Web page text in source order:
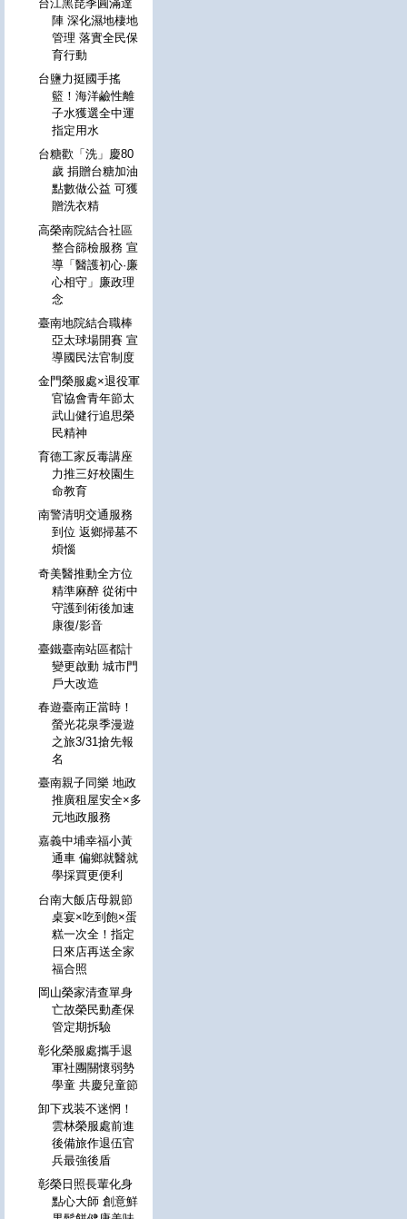
台江黑琵季圓滿達
陣 深化濕地棲地
管理 落實全民保
育行動
台鹽力挺國手搖
籃！海洋鹼性離
子水獲選全中運
指定用水
台糖歡「洗」慶80
歲 捐贈台糖加油
點數做公益 可獲
贈洗衣精
高榮南院結合社區
整合篩檢服務 宣
導「醫護初心·廉
心相守」廉政理
念
臺南地院結合職棒
亞太球場開賽 宣
導國民法官制度
金門榮服處×退役軍
官協會青年節太
武山健行追思榮
民精神
育德工家反毒講座
力推三好校園生
命教育
南警清明交通服務
到位 返鄉掃墓不
煩惱
奇美醫推動全方位
精準麻醉 從術中
守護到術後加速
康復/影音
臺鐵臺南站區都計
變更啟動 城市門
戶大改造
春遊臺南正當時！
螢光花泉季漫遊
之旅3/31搶先報
名
臺南親子同樂 地政
推廣租屋安全×多
元地政服務
嘉義中埔幸福小黃
通車 偏鄉就醫就
學採買更便利
台南大飯店母親節
桌宴×吃到飽×蛋
糕一次全！指定
日來店再送全家
福合照
岡山榮家清查單身
亡故榮民動產保
管定期拆驗
彰化榮服處攜手退
軍社團關懷弱勢
學童 共慶兒童節
卸下戎装不迷惘！
雲林榮服處前進
後備旅作退伍官
兵最強後盾
彰榮日照長輩化身
點心大師 創意鮮